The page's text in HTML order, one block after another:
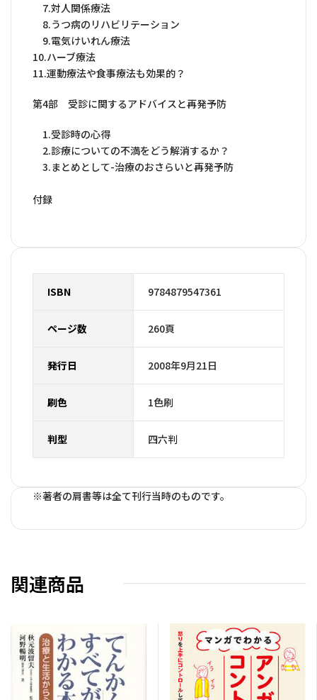
7.対人関係療法
8.うつ病のリハビリテーション
9.電気けいれん療法
10.ハーブ療法
11.運動療法や食事療法も効果的？
第4部 受診に関するアドバイスと再発予防
1.受診時の心得
2.診療についての不満をどう解消するか？
3.まとめとして-治療のおさらいと再発予防
付録
ISBN 9784879547361
ページ数 260頁
発行日 2008年9月21日
刷色 1色刷
判型 四六判
※著者の肩書等は全て刊行当時のものです。
関連商品